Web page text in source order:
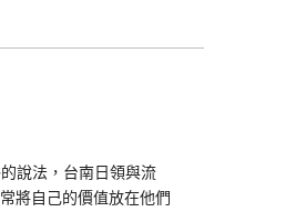
說法，台南日領與流
將自己的價值放在他們